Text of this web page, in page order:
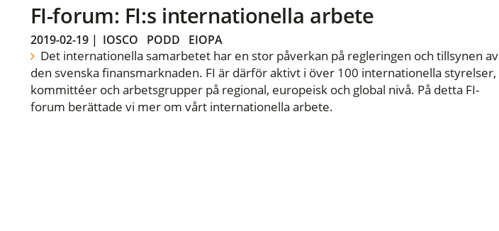
FI-forum: FI:s internationella arbete
2019-02-19| IOSCO PODD EIOPA
Det internationella samarbetet har en stor påverkan på regleringen och tillsynen av
den svenska finansmarknaden. FI är därför aktivt i över 100 internationella styrelser,
kommittéer och arbetsgrupper på regional, europeisk och global nivå. På detta FI-
forum berättade vi mer om vårt internationella arbete.